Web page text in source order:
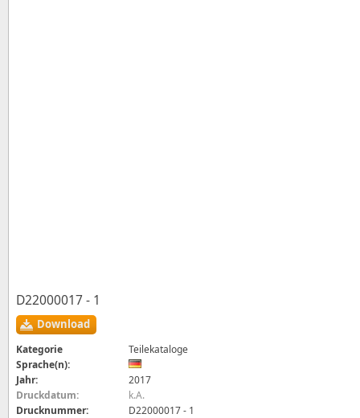
D22000017 - 1
Download
Kategorie
Teilekataloge
Sprache(n):
Jahr:
2017
Druckdatum:
k.A.
Drucknummer:
D22000017 - 1